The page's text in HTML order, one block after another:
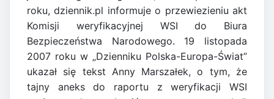
roku, dziennik.pl informuje o przewiezieniu akt
Komisji weryfikacyjnej WSI do Biura
Bezpieczeństwa Narodowego. 19 listopada
2007 roku w „Dzienniku Polska-Europa-Świat”
ukazał się tekst Anny Marszałek, o tym, że
tajny aneks do raportu z weryfikacji WSI